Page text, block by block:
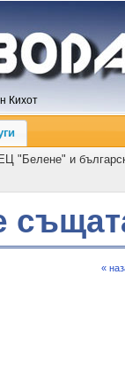
Кихот
"Белене" и
«